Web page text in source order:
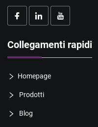
Collegamenti rapidi
Homepage
Prodotti
Blog